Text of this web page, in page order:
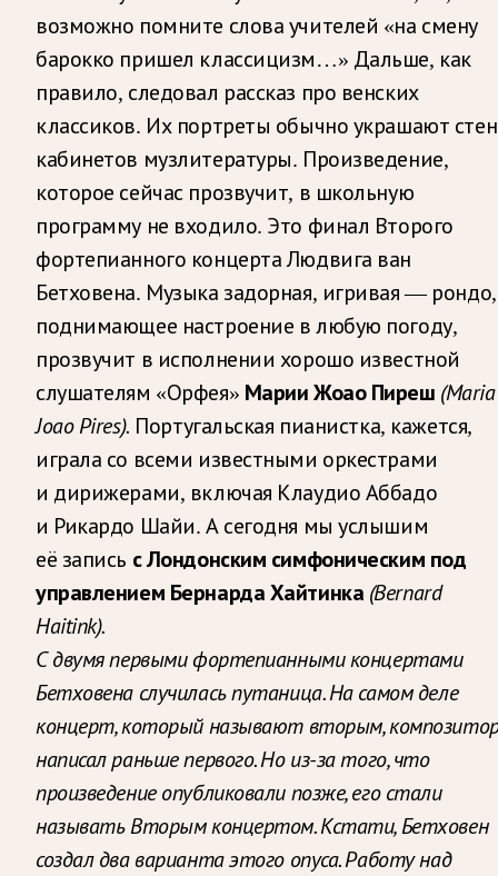
возможно помните слова учителей «на смену
барокко пришел классицизм…» Дальше, как
правило, следовал рассказ про венских
классиков. Их портреты обычно украшают
кабинетов музлитературы. Произведение,
которое сейчас прозвучит, в школьную
программу не входило. Это финал Второго
фортепианного концерта Людвига ван
Бетховена. Музыка задорная, игривая — рондо,
поднимающее настроение в любую погоду,
прозвучит в исполнении хорошо известной
слушателям «Орфея» Марии Жоао Пиреш (Maria
Joao Pires). Португальская пианистка, кажется,
играла со всеми известными оркестрами
и дирижерами, включая Клаудио Аббадо
и Рикардо Шайи. А сегодня мы услышим
её запись с Лондонским симфоническим под
управлением Бернарда Хайтинка (Bernard
Haitink).
С двумя первыми фортепианными концертами
Бетховена случилась путаница. На самом деле
концерт, который называют вторым,
написал раньше первого. Но из-за того, что
произведение опубликовали позже, его стали
называть Вторым концертом. Кстати, Бетховен
создал два варианта этого опуса. Работу над